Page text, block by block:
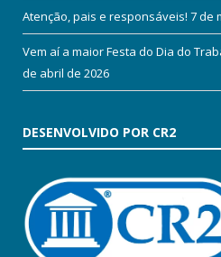
Atenção, pais e responsáveis! 7 de
Vem aí a maior Festa do Dia do
de abril de 2026
DESENVOLVIDO POR CR2